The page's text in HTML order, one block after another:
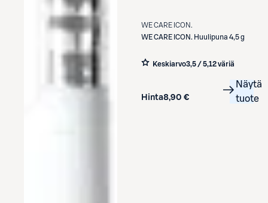
WE CARE ICON.
WE CARE ICON. Huulipuna 4,5 g
Keskiarvo3,5 / 5,12 väriä
Hinta8,90 €
Näytä
tuote